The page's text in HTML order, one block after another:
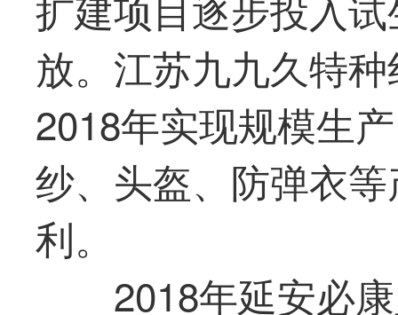
放。江苏九九久特
2018年实现规模生
纱、头盔、防弹衣
利。
2018年延安必